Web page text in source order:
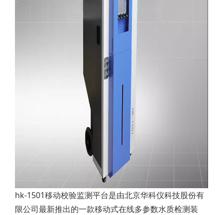
hk-1501移动校验监测平台是由北京华科仪科技股份有
限公司最新推出的一款移动式在线多参数水质检测装